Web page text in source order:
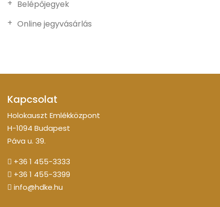
Belépőjegyek
Online jegyvásárlás
Kapcsolat
Holokauszt Emlékközpont
H-1094 Budapest
Páva u. 39.
+36 1 455-3333
+36 1 455-3399
info@hdke.hu